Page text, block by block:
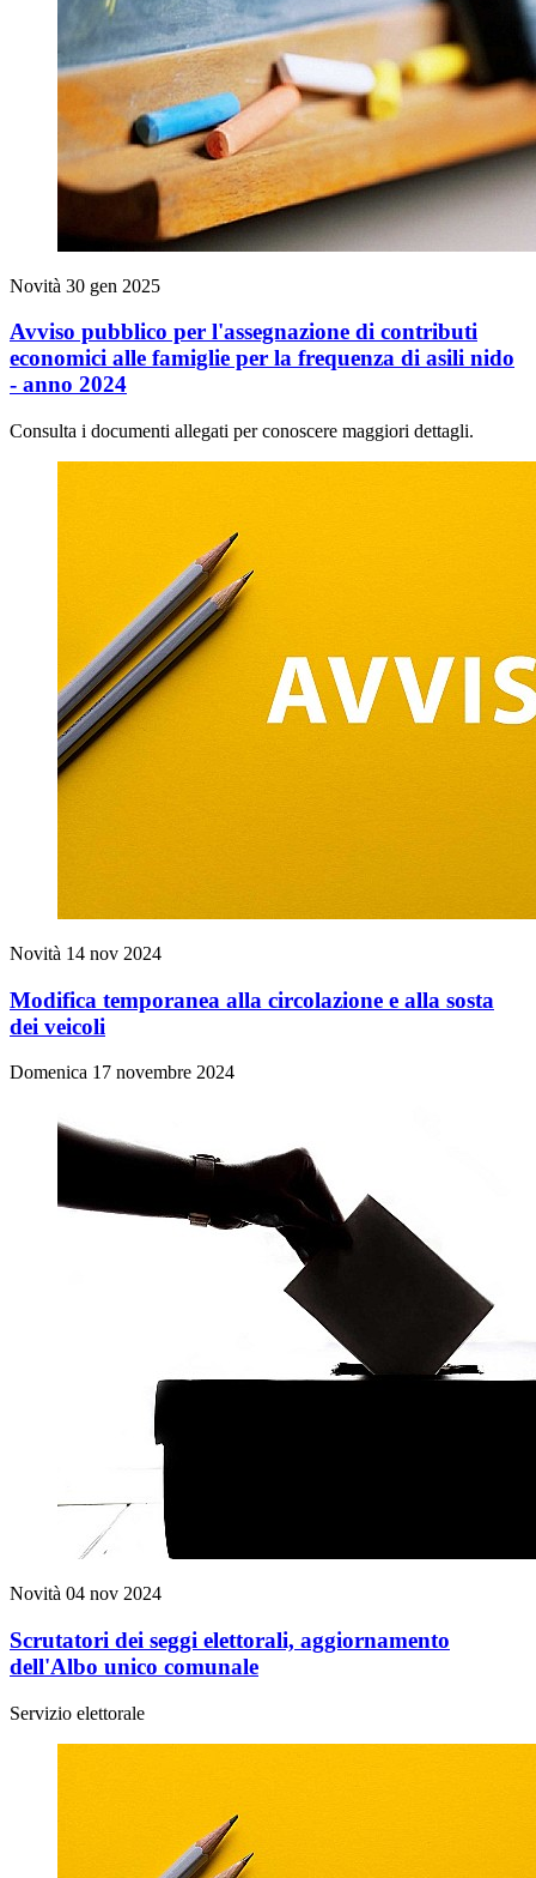
Novità 30 gen 2025
Avviso pubblico per l'assegnazione di contributi
economici alle famiglie per la frequenza di asili nido
- anno 2024
Consulta i documenti allegati per conoscere maggiori dettagli.
Novità 14 nov 2024
Modifica temporanea alla circolazione e alla sosta
dei veicoli
Domenica 17 novembre 2024
Novità 04 nov 2024
Scrutatori dei seggi elettorali, aggiornamento
dell'Albo unico comunale
Servizio elettorale